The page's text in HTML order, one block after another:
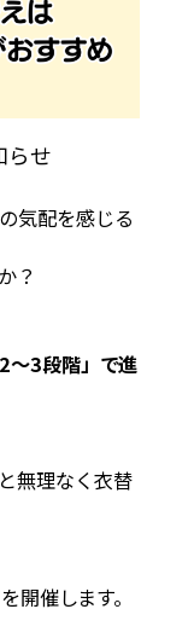
らせ
気配を感じる
？
〜3段階」で進
と無理なく衣替
催します。